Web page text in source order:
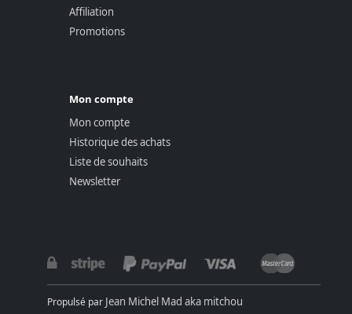
Affiliation
Promotions
Mon compte
Mon compte
Historique des achats
Liste de souhaits
Newsletter
Propulsé par Jean Michel Mad aka mitchou